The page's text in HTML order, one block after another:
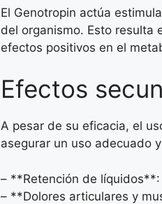
El Genotropin actúa
del organismo. Esto resulta
efectos positivos en el
Efectos
A pesar de su eficacia, el
asegurar un uso adecuado
– **Retención de
– **Dolores articulares y